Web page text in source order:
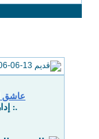
عاشق
.: